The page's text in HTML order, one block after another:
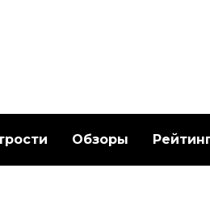
Обзоры